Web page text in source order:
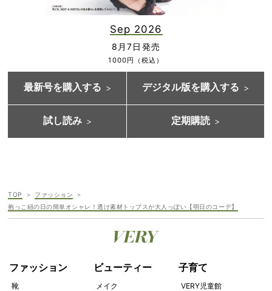
Sep 2026
8月7日発売
1000円（税込）
最新号を購入する デジタル版を購入する
試し読み 定期購読
TOP
ファッション
抱っこ紐の日の簡単オシャレ！透け素材トップスが大人っぽい【明日のコーデ】
ファッション
靴
ビューティー
メイク
子育て
VERY児童館